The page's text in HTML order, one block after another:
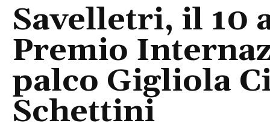
Savelletri, il 10
Premio
palco Gigliola
Schettini